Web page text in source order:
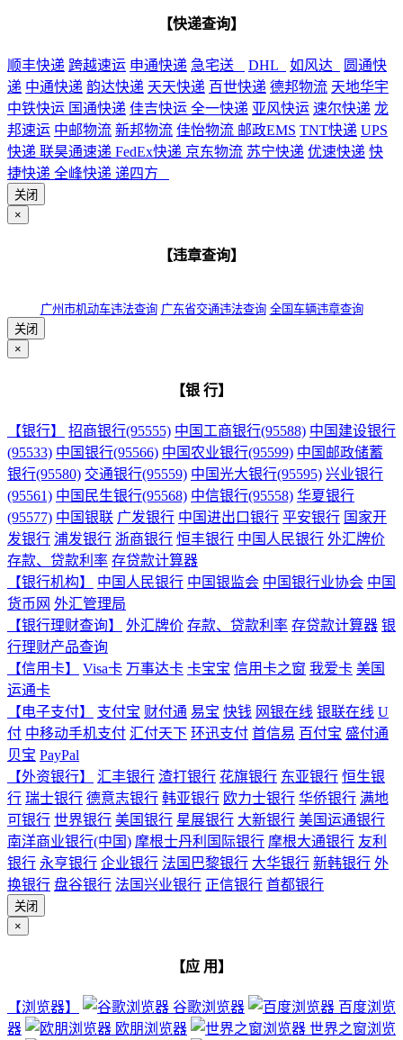
【快递查询】
顺丰快递 跨越速运 申通快递 急宅送 DHL 如风达
圆通快
递 中通快递 韵达快递 天天快递 百世快递 德邦物流 天地华宇
中铁快运 国通快递 佳吉快运 全一快递 亚风快运 速尔快递 龙
邦速运 中邮物流 新邦物流 佳怡物流 邮政EMS TNT快递 UPS
快递 联昊通速递 FedEx快递 京东物流 苏宁快递 优速快递 快
捷快递 全峰快递 递四方
关闭
×
【违章查询】
广州市机动车违法查询 广东省交通违法查询 全国车辆违章查询
关闭
×
【银 行】
【银行】 招商银行(95555) 中国工商银行(95588) 中国建设银行
(95533) 中国银行(95566) 中国农业银行(95599) 中国邮政储蓄
银行(95580) 交通银行(95559) 中国光大银行(95595) 兴业银行
(95561) 中国民生银行(95568) 中信银行(95558) 华夏银行
(95577) 中国银联 广发银行 中国进出口银行 平安银行 国家开
发银行 浦发银行 浙商银行 恒丰银行 中国人民银行 外汇牌价
存款、贷款利率 存贷款计算器
【银行机构】
中国人民银行 中国银监会 中国银行业协会 中国
货币网 外汇管理局
【银行理财查询】
外汇牌价 存款、贷款利率 存贷款计算器 银
行理财产品查询
【信用卡】
Visa卡 万事达卡 卡宝宝 信用卡之窗 我爱卡 美国
运通卡
【电子支付】
支付宝 财付通 易宝 快钱 网银在线 银联在线 U
付 中移动手机支付 汇付天下 环迅支付 首信易 百付宝 盛付通
贝宝 PayPal
【外资银行】
汇丰银行 渣打银行 花旗银行 东亚银行 恒生银
行 瑞士银行 德意志银行 韩亚银行 欧力士银行 华侨银行 满地
可银行 世界银行 美国银行 星展银行 大新银行 美国运通银行
南洋商业银行(中国) 摩根士丹利国际银行 摩根大通银行 友利
银行 永亨银行 企业银行 法国巴黎银行 大华银行 新韩银行 外
换银行 盘谷银行 法国兴业银行 正信银行 首都银行
关闭
×
【应 用】
【浏览器】 谷歌浏览器
百度浏览
器
欧朋浏览器
世界之窗浏览